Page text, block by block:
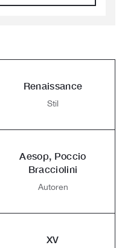
Renaissance
Stil
Aesop, Poccio
Bracciolini
Autoren
XV